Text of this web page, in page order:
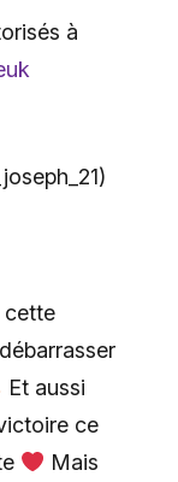
à
cette
Et aussi
ce
Mais